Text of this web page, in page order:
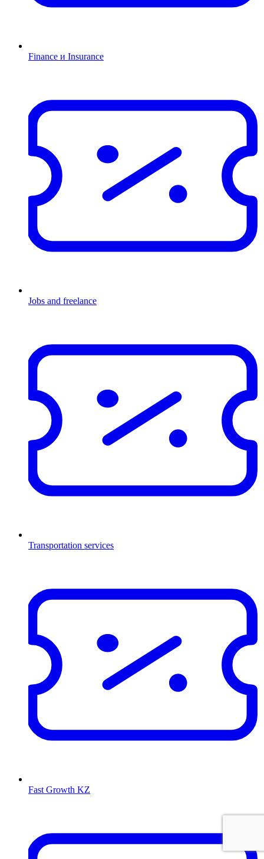
Finance и Insurance
Jobs and freelance
Transportation services
Fast Growth KZ